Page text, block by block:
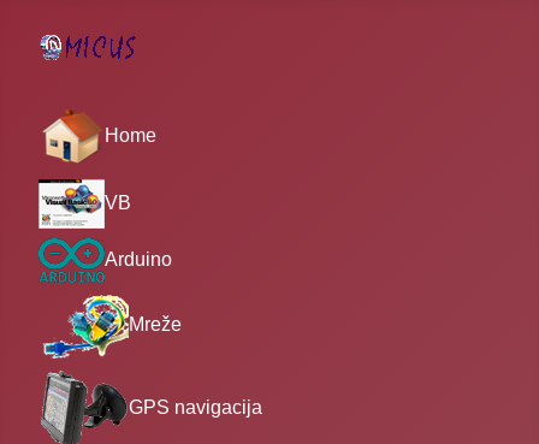
Home
VB
Arduino
Mreže
GPS navigacija